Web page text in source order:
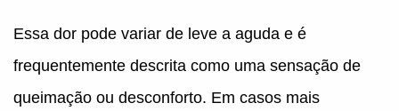
Essa dor pode variar de leve a aguda e é
frequentemente descrita como uma sensação de
queimação ou desconforto. Em casos mais